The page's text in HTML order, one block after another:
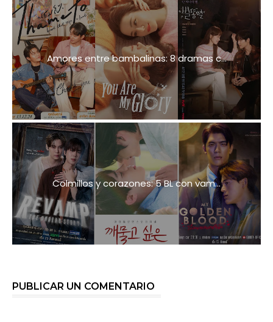
Amores entre bambalinas: 8 dramas c...
Colmillos y corazones: 5 BL con vam...
PUBLICAR UN COMENTARIO